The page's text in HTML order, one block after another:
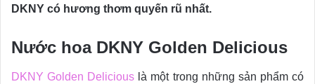
DKNY có hương thơm quyến rũ nhất.
Nước hoa DKNY Golden Delicious
DKNY Golden Delicious là một trong những sản phẩm có